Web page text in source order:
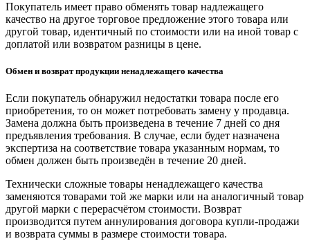
Покупатель имеет право обменять товар надлежащего
качество на другое торговое предложение этого товара или
другой товар, идентичный по стоимости или на иной товар с
доплатой или возвратом разницы в цене.
Обмен и возврат продукции ненадлежащего качества
Если покупатель обнаружил недостатки товара после его
приобретения, то он может потребовать замену у продавца.
Замена должна быть произведена в течение 7 дней со дня
предъявления требования. В случае, если будет назначена
экспертиза на соответствие товара указанным нормам, то
обмен должен быть произведён в течение 20 дней.
Технически сложные товары ненадлежащего качества
заменяются товарами той же марки или на аналогичный товар
другой марки с перерасчётом стоимости. Возврат
производится путем аннулирования договора купли-продажи
и возврата суммы в размере стоимости товара.